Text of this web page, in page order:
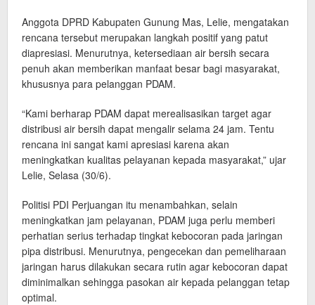
Anggota DPRD Kabupaten Gunung Mas, Lelie, mengatakan
rencana tersebut merupakan langkah positif yang patut
diapresiasi. Menurutnya, ketersediaan air bersih secara
penuh akan memberikan manfaat besar bagi masyarakat,
khususnya para pelanggan PDAM.
“Kami berharap PDAM dapat merealisasikan target agar
distribusi air bersih dapat mengalir selama 24 jam. Tentu
rencana ini sangat kami apresiasi karena akan
meningkatkan kualitas pelayanan kepada masyarakat,” ujar
Lelie, Selasa (30/6).
Politisi PDI Perjuangan itu menambahkan, selain
meningkatkan jam pelayanan, PDAM juga perlu memberi
perhatian serius terhadap tingkat kebocoran pada jaringan
pipa distribusi. Menurutnya, pengecekan dan pemeliharaan
jaringan harus dilakukan secara rutin agar kebocoran dapat
diminimalkan sehingga pasokan air kepada pelanggan tetap
optimal.